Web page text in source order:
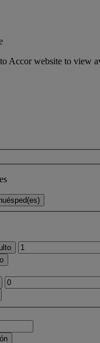
Accor website to view